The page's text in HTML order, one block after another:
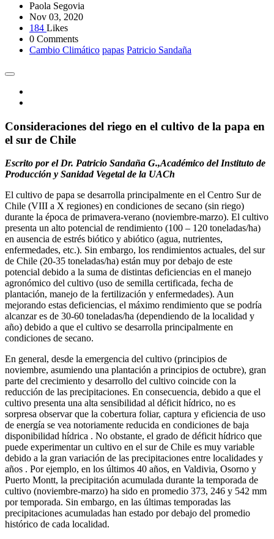
Paola Segovia
Nov 03, 2020
184 Likes
0 Comments
Cambio Climático papas Patricio Sandaña
Consideraciones del riego en el cultivo de la papa en
el sur de Chile
Escrito por el Dr. Patricio Sandaña G.,Académico del Instituto de
Producción y Sanidad Vegetal de la UACh
El cultivo de papa se desarrolla principalmente en el Centro Sur de
Chile (VIII a X regiones) en condiciones de secano (sin riego)
durante la época de primavera-verano (noviembre-marzo). El cultivo
presenta un alto potencial de rendimiento (100 – 120 toneladas/ha)
en ausencia de estrés biótico y abiótico (agua, nutrientes,
enfermedades, etc.). Sin embargo, los rendimientos actuales, del sur
de Chile (20-35 toneladas/ha) están muy por debajo de este
potencial debido a la suma de distintas deficiencias en el manejo
agronómico del cultivo (uso de semilla certificada, fecha de
plantación, manejo de la fertilización y enfermedades). Aun
mejorando estas deficiencias, el máximo rendimiento que se podría
alcanzar es de 30-60 toneladas/ha (dependiendo de la localidad y
año) debido a que el cultivo se desarrolla principalmente en
condiciones de secano.
En general, desde la emergencia del cultivo (principios de
noviembre, asumiendo una plantación a principios de octubre), gran
parte del crecimiento y desarrollo del cultivo coincide con la
reducción de las precipitaciones. En consecuencia, debido a que el
cultivo presenta una alta sensibilidad al déficit hídrico, no es
sorpresa observar que la cobertura foliar, captura y eficiencia de uso
de energía se vea notoriamente reducida en condiciones de baja
disponibilidad hídrica . No obstante, el grado de déficit hídrico que
puede experimentar un cultivo en el sur de Chile es muy variable
debido a la gran variación de las precipitaciones entre localidades y
años . Por ejemplo, en los últimos 40 años, en Valdivia, Osorno y
Puerto Montt, la precipitación acumulada durante la temporada de
cultivo (noviembre-marzo) ha sido en promedio 373, 246 y 542 mm
por temporada. Sin embargo, en las últimas temporadas las
precipitaciones acumuladas han estado por debajo del promedio
histórico de cada localidad.